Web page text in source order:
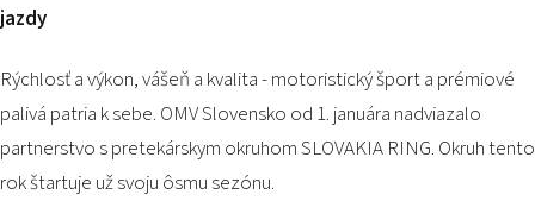
E-SHOP A VSTUPENKY
PRE FIRMY
PODUJATIA 2026
KONTAKTY
jazdy
Rýchlosť a výkon, vášeň a kvalita - motoristický šport a prémiové
palivá patria k sebe. OMV Slovensko od 1. januára nadviazalo
partnerstvo s pretekárskym okruhom SLOVAKIA RING. Okruh tento
rok štartuje už svoju ôsmu sezónu.